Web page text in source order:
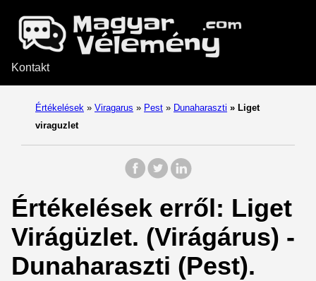
Kontakt
Értékelések » Viragarus » Pest » Dunaharaszti » Liget
viraguzlet
Értékelések erről: Liget
Virágüzlet. (Virágárus) -
Dunaharaszti (Pest).